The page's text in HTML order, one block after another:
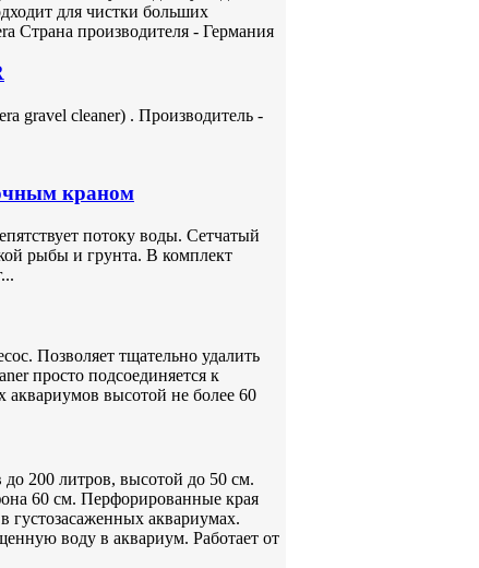
для чистки больших
Страна производителя - Германия
gravel cleaner) . Производитель -
краном
потоку воды. Сетчатый
рыбы и грунта. В комплект
Позволяет тщательно удалить
просто подсоединяется к
аквариумов высотой не более 60
200 литров, высотой до 50 см.
60 см. Перфорированные края
аквариумах.
воду в аквариум. Работает от